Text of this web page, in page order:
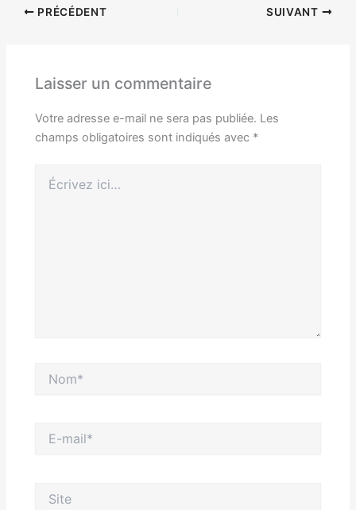
PRÉCÉDENT SUIVANT
Laisser un commentaire
Votre adresse e-mail ne sera pas publiée. Les
champs obligatoires sont indiqués avec *
ici…
mail*